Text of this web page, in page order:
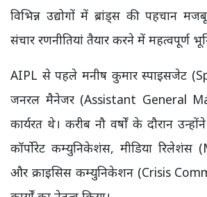
विभिन्न उद्योगों में ब्रांड्स की पहचान
संचार रणनीतियां तैयार करने में महत्वपूर्ण
AIPL से पहले मनीष कुमार स्पाइसजेट
जनरल मैनेजर (Assistant General
कार्यरत थे। करीब नौ वर्षों के दौरान
कॉर्पोरेट कम्युनिकेशंस, मीडिया रिलेशंस
और क्राइसिस कम्युनिकेशन (Crisis